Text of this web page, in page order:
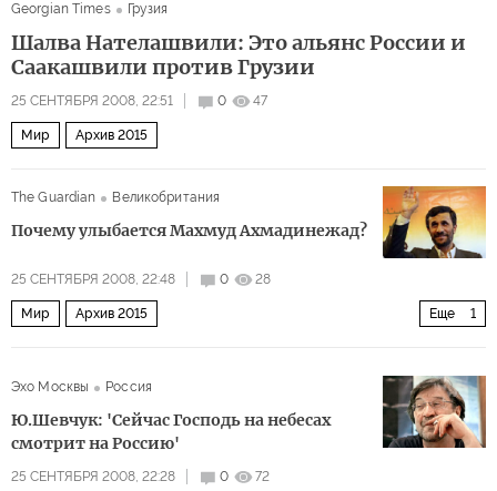
Georgian Times
Грузия
Шалва Нателашвили: Это альянс России и
Саакашвили против Грузии
25 СЕНТЯБРЯ 2008, 22:51 0 47
Мир Архив 2015
The Guardian Великобритания
Почему улыбается Махмуд Ахмадинежад?
25 СЕНТЯБРЯ 2008, 22:48 0 28
Еще 1
Мир Архив 2015
Эхо Москвы Россия
Ю.Шевчук: 'Сейчас Господь на небесах
смотрит на Россию'
25 СЕНТЯБРЯ 2008, 22:28 0 72